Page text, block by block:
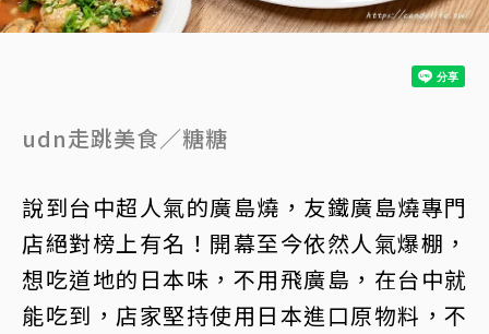
udn走跳美食／糖糖
說到台中超人氣的廣島燒，友鐵廣島燒專門
店絕對榜上有名！開幕至今依然人氣爆棚，
想吃道地的日本味，不用飛廣島，在台中就
能吃到，店家堅持使用日本進口原物料，不